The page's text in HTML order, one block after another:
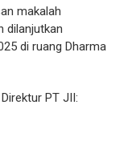
makalah
dilanjutkan
di ruang Dharma
PT JII: